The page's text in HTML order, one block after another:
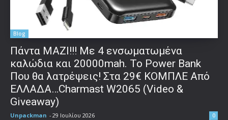
Blog
Πάντα ΜΑΖΙ!!! Με 4 ενσωματωμένα
καλώδια και 20000mah. Το Power Bank
Που θα λατρέψεις! Στα 29€ ΚΟΜΠΛΕ Από
ΕΛΛΑΔΑ…Charmast W2065 (Video &
Giveaway)
Unpackman - 29 Ιουλίου 2026 0